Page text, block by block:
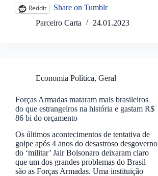
Reddit
Share on Tumblr
Parceiro Carta
24.01.2023
Economia Política, Geral
Forças Armadas mataram mais brasileiros
do que estrangeiros na história e gastam R$
86 bi do orçamento
Os últimos acontecimentos de tentativa de
golpe após 4 anos do desastroso desgoverno
do ‘militar’ Jair Bolsonaro deixaram claro
que um dos grandes problemas do Brasil
são as Forças Armadas. Uma instituição